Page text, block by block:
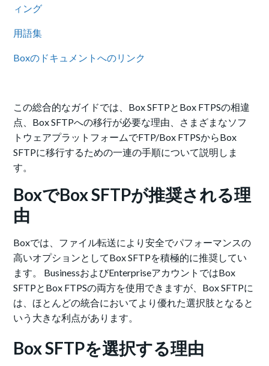
ィング
用語集
Boxのドキュメントへのリンク
この総合的なガイドでは、Box SFTPとBox FTPSの相違
点、Box SFTPへの移行が必要な理由、さまざまなソフ
トウェアプラットフォームでFTP/Box FTPSからBox
SFTPに移行するための一連の手順について説明しま
す。
BoxでBox SFTPが推奨される理
由
Boxでは、ファイル転送により安全でパフォーマンスの
高いオプションとしてBox SFTPを積極的に推奨してい
ます。 BusinessおよびEnterpriseアカウントではBox
SFTPとBox FTPSの両方を使用できますが、Box SFTPに
は、ほとんどの統合においてより優れた選択肢となると
いう大きな利点があります。
Box SFTPを選択する理由